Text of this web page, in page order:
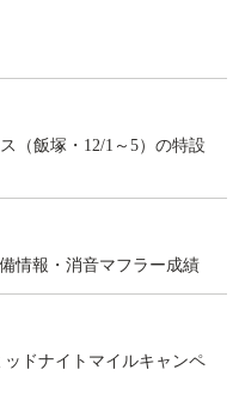
（飯塚・12/1～5）の特設
情報・消音マフラー成績
ッドナイトマイルキャンペ